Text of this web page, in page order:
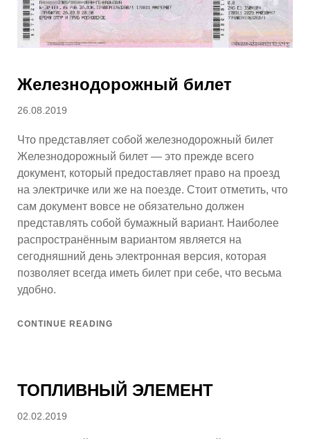
Железнодорожный билет
Posted
26.08.2019
Что представляет собой железнодорожный билет
Железнодорожный билет — это прежде всего
документ, который предоставляет право на проезд
на электричке или же на поезде. Стоит отметить, что
сам документ вовсе не обязательно должен
представлять собой бумажный вариант. Наиболее
распространённым вариантом является на
сегодняшний день электронная версия, которая
позволяет всегда иметь билет при себе, что весьма
удобно.
CONTINUE READING
ТОПЛИВНЫЙ ЭЛЕМЕНТ
Posted
02.02.2019